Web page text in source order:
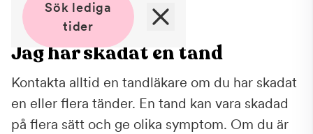
Sök lediga
tider
Jag har skadat en tand
Kontakta alltid en tandläkare om du har skadat
en eller flera tänder. En tand kan vara skadad
på flera sätt och ge olika symptom. Om du är